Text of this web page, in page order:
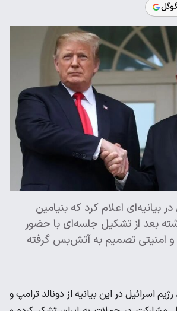
بیانیه‌ای اعلام کرد که بنیامین
بعد از تشکیل جلسه‌ای با حضور
امنیتی تصمیم به آتش‌بس گرفته
رژیم اسرائیل در این بیانیه از دونالد ترامپ و